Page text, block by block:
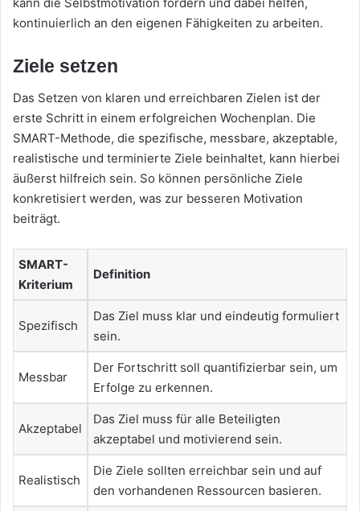
kontinuierlich an den eigenen Fähigkeiten zu arbeiten.
Ziele setzen
Das Setzen von klaren und erreichbaren Zielen ist der
erste Schritt in einem erfolgreichen Wochenplan. Die
SMART-Methode, die spezifische, messbare, akzeptable,
realistische und terminierte Ziele beinhaltet, kann hierbei
äußerst hilfreich sein. So können persönliche Ziele
konkretisiert werden, was zur besseren Motivation
beiträgt.
SMART-
Kriterium
Definition
Spezifisch
Das Ziel muss klar und eindeutig formuliert
sein.
Messbar
Der Fortschritt soll quantifizierbar sein, um
Erfolge zu erkennen.
Akzeptabel
Das Ziel muss für alle Beteiligten
akzeptabel und motivierend sein.
Realistisch
Die Ziele sollten erreichbar sein und auf
den vorhandenen Ressourcen basieren.